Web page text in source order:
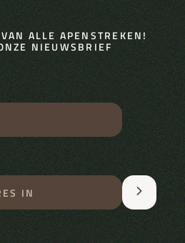
ALLE APENSTREKEN!
NIEUWSBRIEF